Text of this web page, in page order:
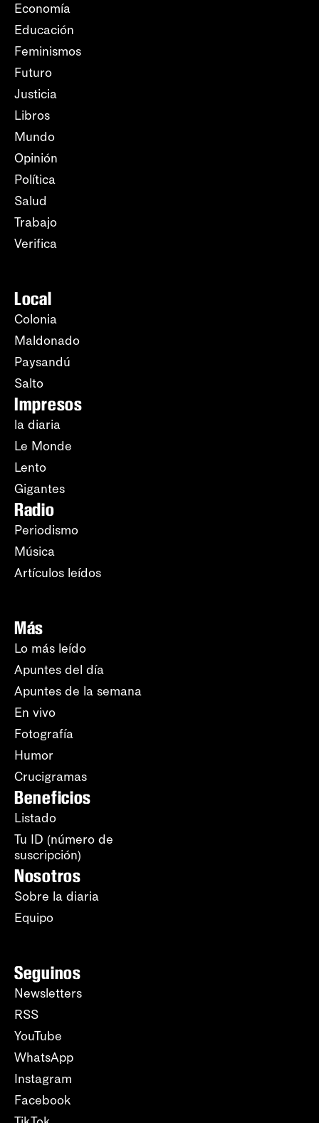
Economía
Educación
Feminismos
Futuro
Justicia
Libros
Mundo
Opinión
Política
Salud
Trabajo
Verifica
Local
Colonia
Maldonado
Paysandú
Salto
Impresos
la diaria
Le Monde
Lento
Gigantes
Radio
Periodismo
Música
Artículos leídos
Más
Lo más leído
Apuntes del día
Apuntes de la semana
En vivo
Fotografía
Humor
Crucigramas
Beneficios
Listado
Tu ID (número de
suscripción)
Nosotros
Sobre la diaria
Equipo
Seguinos
Newsletters
RSS
YouTube
WhatsApp
Instagram
Facebook